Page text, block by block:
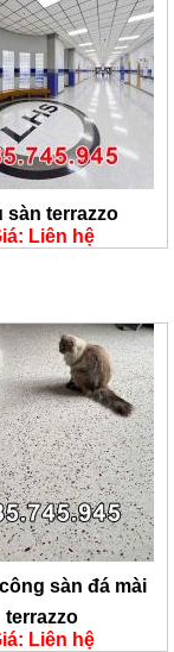
sàn terrazzo
Liên hệ
sàn đá mài
terrazzo
Liên hệ